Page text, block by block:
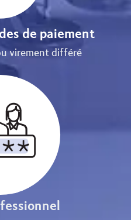
de paiement
virement différé